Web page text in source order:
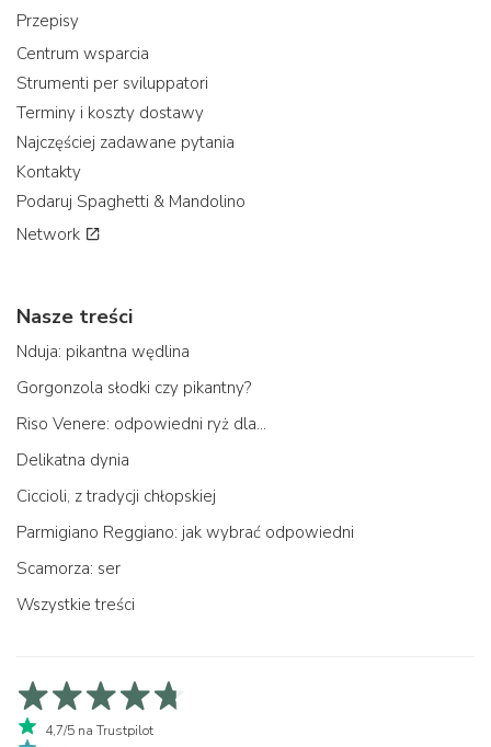
Przepisy
Centrum wsparcia
Strumenti per sviluppatori
Terminy i koszty dostawy
Najczęściej zadawane pytania
Kontakty
Podaruj Spaghetti & Mandolino
Network
Nasze treści
Nduja: pikantna wędlina
Gorgonzola słodki czy pikantny?
Riso Venere: odpowiedni ryż dla...
Delikatna dynia
Ciccioli, z tradycji chłopskiej
Parmigiano Reggiano: jak wybrać odpowiedni
Scamorza: ser
Wszystkie treści
4,7/5 na Trustpilot